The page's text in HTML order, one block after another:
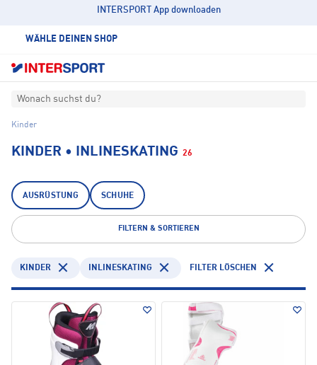
INTERSPORT App downloaden
WÄHLE DEINEN SHOP
Wonach suchst du?
Kinder
KINDER • INLINESKATING 26
AUSRÜSTUNG SCHUHE
FILTERN & SORTIEREN
KINDER INLINESKATING FILTER LÖSCHEN